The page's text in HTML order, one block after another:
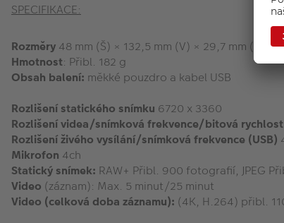
SPECIFIKACE:
Rozměry 48 mm (Š) × 132,5 mm (V) × 29,7 mm (24
Hmotnost: Přibl. 182 g
Obsah balení: měkké pouzdro a kabel USB
Rozlišení statického snímku 6720 x 3360
Rozlišení videa/snímková frekvence/bitová rychlost
Rozlišení živého vysílání/snímková frekvence (USB)
Mikrofon 4ch
Statický snímek: RAW+ Přibl. 900 fotografií, JPEG
Video (záznam): Max. 5 minut/25 minut
Video (celková doba záznamu): (4K, H.264) přibl.